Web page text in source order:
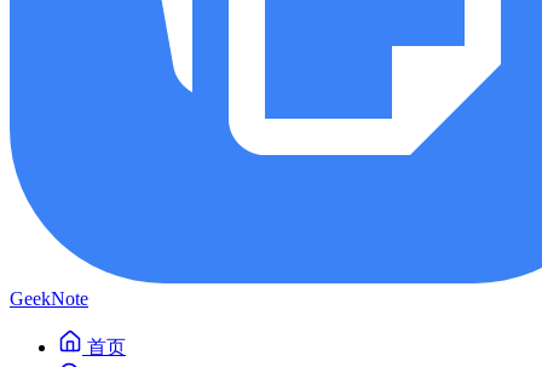
GeekNote
首页